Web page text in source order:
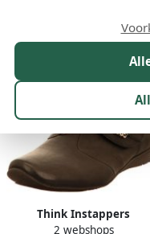
Think Instappers
2 webshops